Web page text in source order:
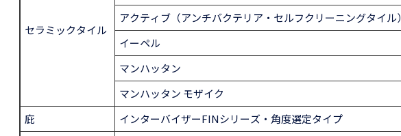
セラミックタイル
アクティブ（アンチバクテリア・セルフクリーニングタイル）
イーペル
マンハッタン
マンハッタン モザイク
庇
インターバイザーFINシリーズ・角度選定タイプ